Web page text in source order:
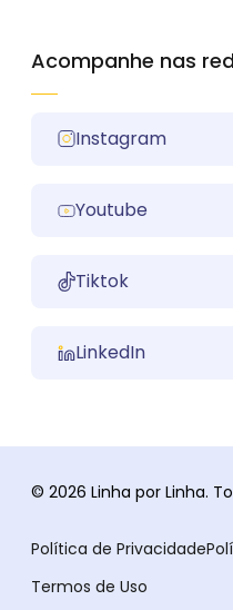
Acompanhe nas
Instagram
Youtube
Tiktok
LinkedIn
© 2026 Linha por Linha.
Política de Privacidade
Termos de Uso